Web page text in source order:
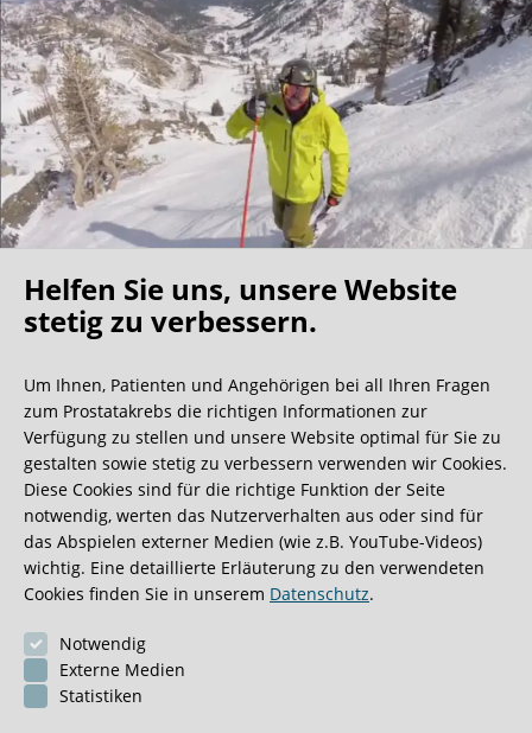
Oh what a ride!
Wir bekommen ja viele tolle Gästebucheinträge,
aber dieser ist doch sehr ungewöhnlich.
0:40 Minuten
Helfen Sie uns, unsere Website
stetig zu verbessern.
Um Ihnen, Patienten und Angehörigen bei all Ihren Fragen
zum Prostatakrebs die richtigen Informationen zur
Verfügung zu stellen und unsere Website optimal für Sie zu
gestalten sowie stetig zu verbessern verwenden wir Cookies.
Diese Cookies sind für die richtige Funktion der Seite
notwendig, werten das Nutzerverhalten aus oder sind für
das Abspielen externer Medien (wie z.B. YouTube-Videos)
wichtig. Eine detaillierte Erläuterung zu den verwendeten
Cookies finden Sie in unserem Datenschutz.
Notwendig
Externe Medien
Statistiken